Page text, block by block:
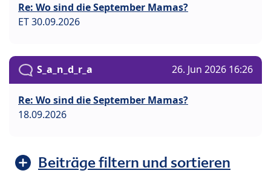
Re: Wo sind die September Mamas?
ET 30.09.2026
S_a_n_d_r_a 26. Jun 2026 16:26
Re: Wo sind die September Mamas?
18.09.2026
Beiträge filtern und sortieren